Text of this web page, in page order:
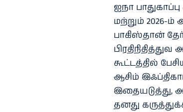
ஐநா
மற்றும் 2026-
பாகிஸ்தான்
கூட்டத்தில்
ஆசிம்
இதையடுத்து,
தனது